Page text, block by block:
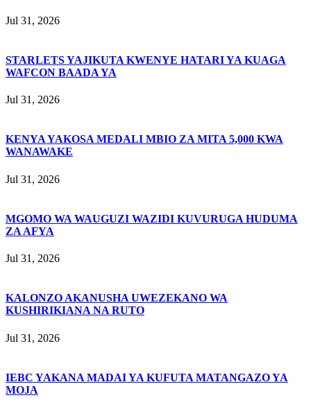
Jul 31, 2026
STARLETS YAJIKUTA KWENYE HATARI YA KUAGA
WAFCON BAADA YA
Jul 31, 2026
KENYA YAKOSA MEDALI MBIO ZA MITA 5,000 KWA
WANAWAKE
Jul 31, 2026
MGOMO WA WAUGUZI WAZIDI KUVURUGA HUDUMA
ZA AFYA
Jul 31, 2026
KALONZO AKANUSHA UWEZEKANO WA
KUSHIRIKIANA NA RUTO
Jul 31, 2026
IEBC YAKANA MADAI YA KUFUTA MATANGAZO YA
MOJA